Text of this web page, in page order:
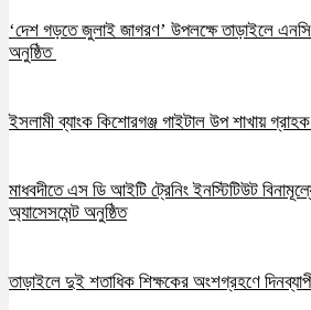
‘দেশ গড়তে জুলাই জাগরণ’ উপলক্ষে তাড়াইলে
অনুষ্ঠিত
ইসলামী ব্যাংক কিশোরগঞ্জ গাইটাল উপ শাখায়
মাধবদীতে এস ডি আইটি ট্রেনিং ইনস্টিটিউট
অ্যাসেসমেন্ট অনুষ্ঠিত
তাড়াইলে দুই শতাধিক শিক্ষকের অংশগ্রহণে